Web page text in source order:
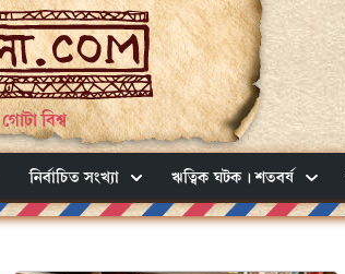
বিশ্ব
নির্বাচিত সংখ্যা ঋত্বিক ঘটক। শতবর্ষ